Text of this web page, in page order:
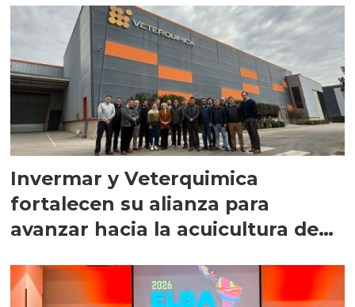
Invermar y Veterquimica
fortalecen su alianza para
avanzar hacia la acuicultura de